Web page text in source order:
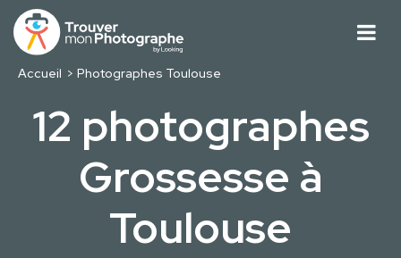
Accueil Photographes Toulouse
12 photographes
Grossesse à
Toulouse